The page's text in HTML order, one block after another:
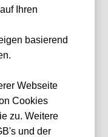
Ihren
basierend
Webseite
Cookies
zu. Weitere
und der